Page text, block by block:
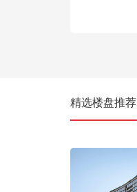
精选楼盘推荐